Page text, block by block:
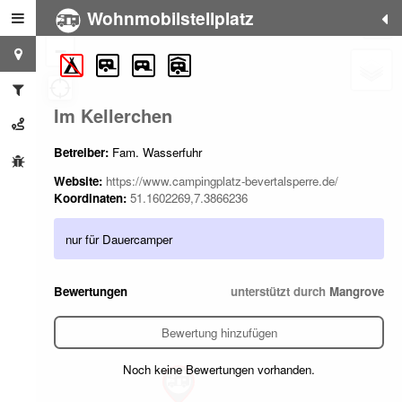
Wohnmobilstellplatz
Im Kellerchen
Betreiber: Fam. Wasserfuhr
Website: https://www.campingplatz-bevertalsperre.de/
Koordinaten: 51.1602269,7.3866236
nur für Dauercamper
Bewertungen unterstützt durch Mangrove
Bewertung hinzufügen
Noch keine Bewertungen vorhanden.
+
−